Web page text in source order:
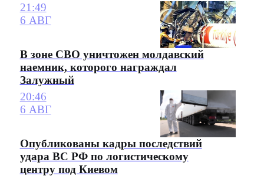
21:49
6 АВГ
В зоне СВО уничтожен молдавский
наемник, которого награждал
Залужный
20:46
6 АВГ
Опубликованы кадры последствий
удара ВС РФ по логистическому
центру под Киевом